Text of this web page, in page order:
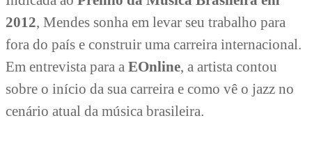
2012, Mendes sonha em levar seu trabalho para
fora do país e construir uma carreira internacional.
Em entrevista para a EOnline, a artista contou
sobre o início da sua carreira e como vê o jazz no
cenário atual da música brasileira.